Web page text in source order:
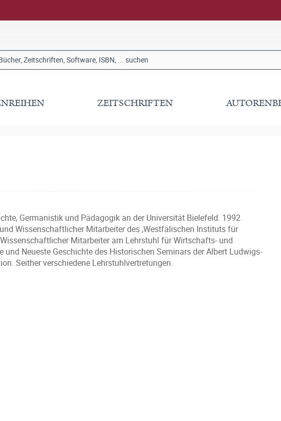
ZEITSCHRIFTEN
Germanistik und Pädagogik an der Universität Bielefeld. 1992
Wissenschaftlicher Mitarbeiter des ‚Westfälischen Instituts für
Mitarbeiter am Lehrstuhl für Wirtschafts- und
Neueste Geschichte des Historischen Seminars der Albert Ludwigs-
Seither verschiedene Lehrstuhlvertretungen.